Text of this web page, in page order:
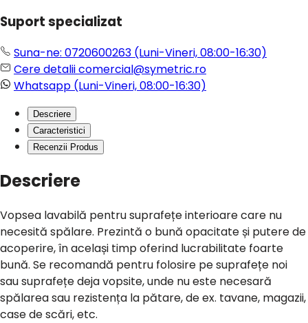
Suport specializat
Suna-ne: 0720600263 (Luni-Vineri, 08:00-16:30)
Cere detaliicomercial@symetric.ro
Whatsapp (Luni-Vineri, 08:00-16:30)
Descriere
Caracteristici
Recenzii Produs
Descriere
Vopsea lavabilă pentru suprafețe interioare care nu
necesită spălare. Prezintă o bună opacitate și putere de
acoperire, în același timp oferind lucrabilitate foarte
bună. Se recomandă pentru folosire pe suprafețe noi
sau suprafețe deja vopsite, unde nu este necesară
spălarea sau rezistența la pătare, de ex. tavane, magazii,
case de scări, etc.